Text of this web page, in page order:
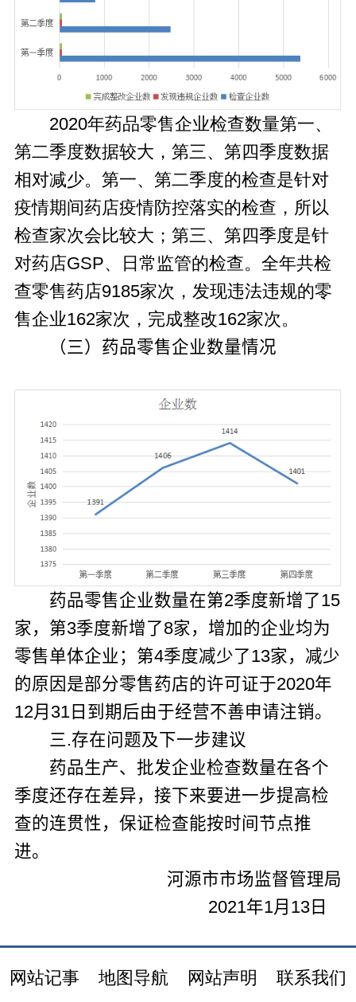
2020年药品零售企业检查数量第一、
第二季度数据较大，第三、第四季度数据
相对减少。第一、第二季度的检查是针对
疫情期间药店疫情防控落实的检查，所以
检查家次会比较大；第三、第四季度是针
对药店GSP、日常监管的检查。全年共检
查零售药店9185家次，发现违法违规的零
售企业162家次，完成整改162家次。
（三）药品零售企业数量情况
药品零售企业数量在第2季度新增了15
家，第3季度新增了8家，增加的企业均为
零售单体企业；第4季度减少了13家，减少
的原因是部分零售药店的许可证于2020年
12月 31日到期后由于经营不善申请注销。
三.存在问题及下一步建议
药品生产、批发企业检查数量在各个
季度还存在差异，接下来要进一步提高检
查的连贯性，保证检查能按时间节点推
进。
河源市市场监督管理局
2021年1月 13 日
网站记事 地图导航 网站声明 联系我们